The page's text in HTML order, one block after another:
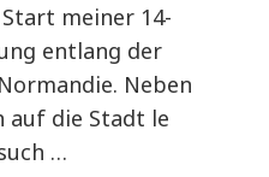
meiner 14-
entlang der
Neben
die Stadt le
…